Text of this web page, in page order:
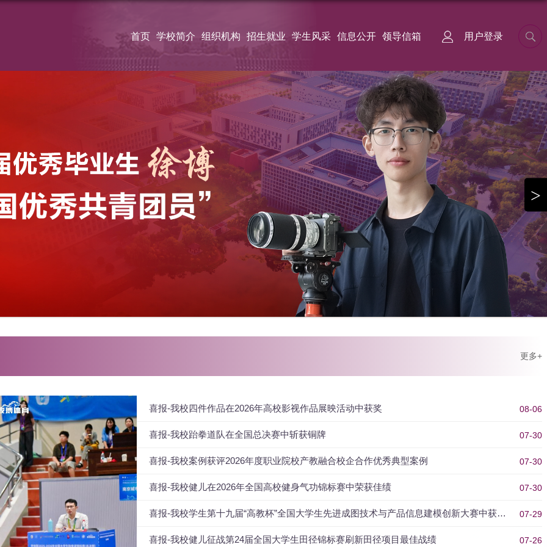
首页 学校简介 组织机构 招生就业 学生风采 信息公开 领导信箱 用户登录
更多+
喜报-我校四件作品在2026年高校影视作品展映活动中获奖 08-06
喜报-我校跆拳道队在全国总决赛中斩获铜牌 07-30
喜报-我校案例获评2026年度职业院校产教融合校企合作优秀典型案例 07-30
喜报-我校健儿在2026年全国高校健身气功锦标赛中荣获佳绩 07-30
喜报-我校学生第十九届“高教杯”全国大学生先进成图技术与产品信息建模创新大赛中获佳
07-29
喜报-我校健儿征战第24届全国大学生田径锦标赛刷新田径项目最佳战绩 07-26